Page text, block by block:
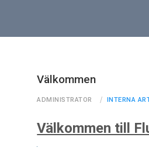
Välkommen
ADMINISTRATOR INTERNA
Välkommen till